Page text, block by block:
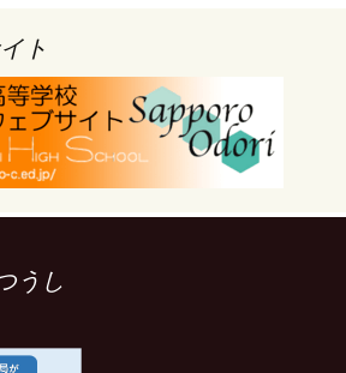
ト
うし